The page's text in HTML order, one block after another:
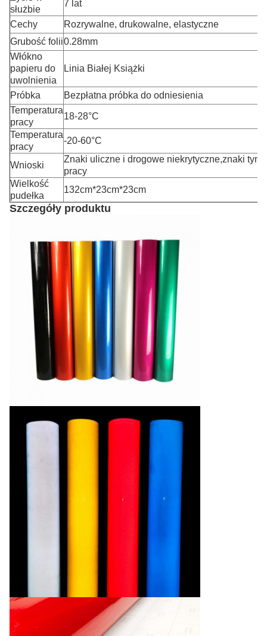
służbie
7 lat
Cechy
Rozrywalne, drukowalne, elastyczne
Grubość folii0.28mm
Włókno
papieru do
uwolnienia
Linia Białej Książki
Próbka
Bezpłatna próbka do odniesienia
Temperatura
pracy
18-28°C
Temperatura
pracy
-20-60°C
Wnioski
Znaki uliczne i drogowe niekrytyczne,znaki
pracy
Wielkość
pudełka
132cm*23cm*23cm
Szczegóły produktu